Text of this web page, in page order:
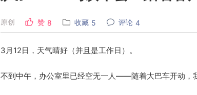
原创 赞 8 收藏 5 评论 4
3月12日，天气晴好（并且是工作日）。
不到中午，办公室里已经空无一人——随着大巴车开动，